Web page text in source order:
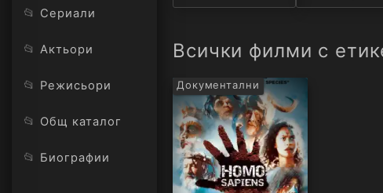
📂 Сериали
📂 Актьори
📂 Режисьори
📂 Общ каталог
📂 Биографии
Всички филми с
Документални